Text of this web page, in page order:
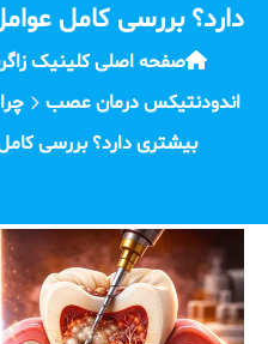
دارد؟ بررسی کامل عوامل
صفحه اصلی کلینیک
اندودنتیکس درمان عصب
بیشتری دارد؟ بررسی کامل